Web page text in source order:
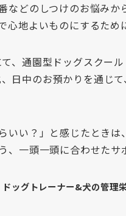
などのしつけのお悩み
地よいものにするため
、通園型ドッグスクール
日中のお預かりを通じ
い？」と感じたときは
一頭一頭に合わせたサ
ドッグトレーナー&犬の管理